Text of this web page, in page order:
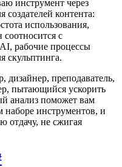
инструмент через
создателей контента:
использования,
с
рабочие процессы
скульптинга.
дизайнер, преподаватель,
пытающийся ускорить
анализ поможет вам
инструментов, и
отдачу, не сжигая